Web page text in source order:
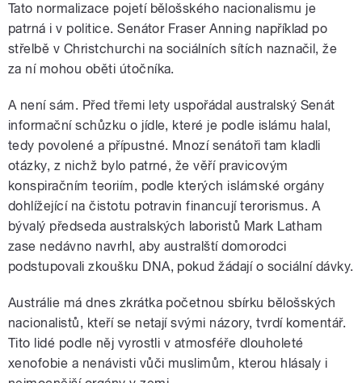
Tato normalizace pojetí bělošského nacionalismu je
patrná i v politice. Senátor Fraser Anning například po
střelbě v Christchurchi na sociálních sítích naznačil, že
za ní mohou oběti útočníka.
A není sám. Před třemi lety uspořádal australský Senát
informační schůzku o jídle, které je podle islámu halal,
tedy povolené a přípustné. Mnozí senátoři tam kladli
otázky, z nichž bylo patrné, že věří pravicovým
konspiračním teoriím, podle kterých islámské orgány
dohlížející na čistotu potravin financují terorismus. A
bývalý předseda australských laboristů Mark Latham
zase nedávno navrhl, aby australští domorodci
podstupovali zkoušku DNA, pokud žádají o sociální dávky.
Austrálie má dnes zkrátka početnou sbírku bělošských
nacionalistů, kteří se netají svými názory, tvrdí komentář.
Tito lidé podle něj vyrostli v atmosféře dlouholeté
xenofobie a nenávisti vůči muslimům, kterou hlásaly i